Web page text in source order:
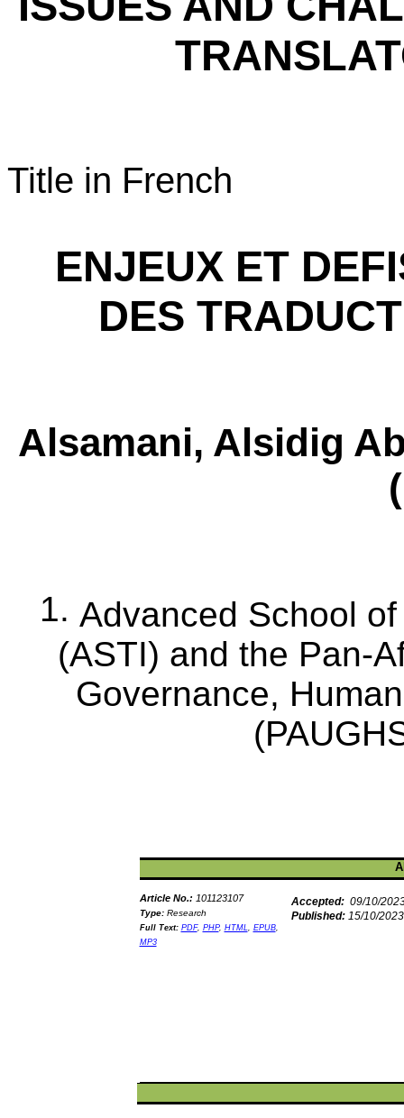
Title in French
ENJEUX ET
DES
Alsamani, Alsidig
1. Advanced School
(ASTI) and the Pan-
Governance,
Article No.: 101123107
Type: Research
Full Text: PDF, PHP, HTML EPUB,
MP3
Accepted: 09/10/
Published: 15/10/2023